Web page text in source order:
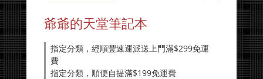
爺爺的天堂筆記本
指定分類，經順豐速運派送上門滿$299免運
費
指定分類，順便自提滿$199免運費